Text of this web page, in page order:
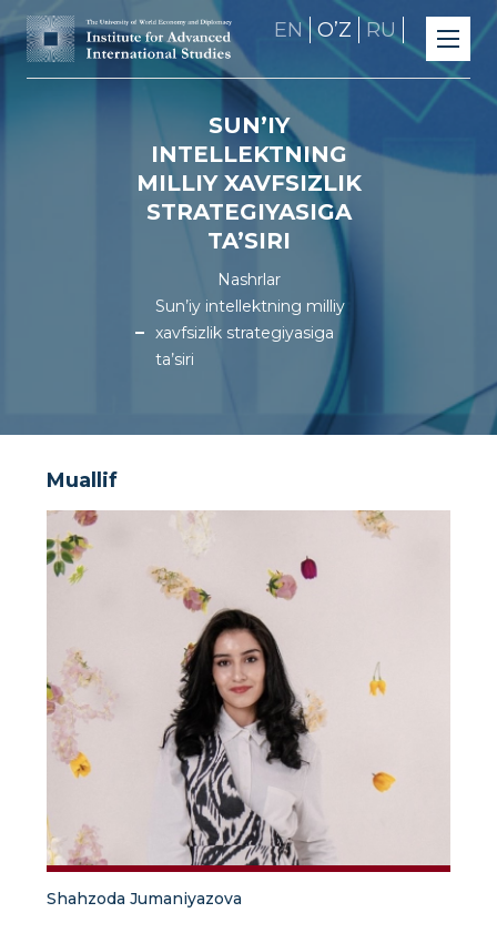
EN OʼZ RU
SUN’IY
INTELLEKTNING
MILLIY XAVFSIZLIK
STRATEGIYASIGA
TA’SIRI
Nashrlar
Sun’iy intellektning milliy
xavfsizlik strategiyasiga
ta’siri
Muallif
Shahzoda Jumaniyazova